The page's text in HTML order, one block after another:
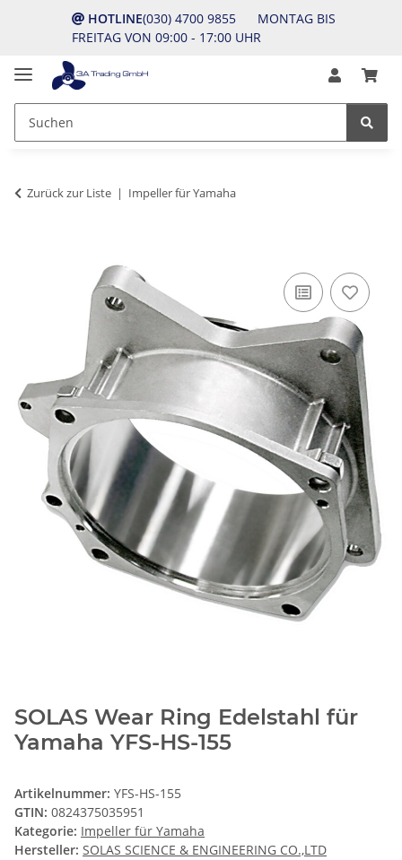
HOTLINE(030) 4700 9855 MONTAG BIS
FREITAG VON 09:00 - 17:00 UHR
Zurück zur Liste Impeller für Yamaha
SOLAS Wear Ring Edelstahl für
Yamaha YFS-HS-155
Artikelnummer: YFS-HS-155
GTIN: 0824375035951
Kategorie: Impeller für Yamaha
Hersteller: SOLAS SCIENCE & ENGINEERING CO.,LTD